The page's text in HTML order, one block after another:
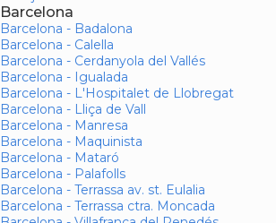
Barcelona
Barcelona - Badalona
Barcelona - Calella
Barcelona - Cerdanyola del Vallés
Barcelona - Igualada
Barcelona - L'Hospitalet de Llobregat
Barcelona - Lliça de Vall
Barcelona - Manresa
Barcelona - Maquinista
Barcelona - Mataró
Barcelona - Palafolls
Barcelona - Terrassa av. st. Eulalia
Barcelona - Terrassa ctra. Moncada